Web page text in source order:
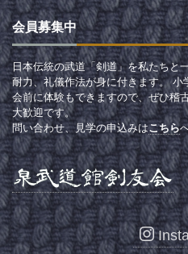
会員募集中
日本伝統の武道「剣道」を私たちと
耐力、礼儀作法が身に付きます。 小
会前に体験もできますので、ぜひ稽
大歓迎です。
問い合わせ、見学の申込みはこちら